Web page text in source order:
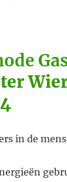
in de